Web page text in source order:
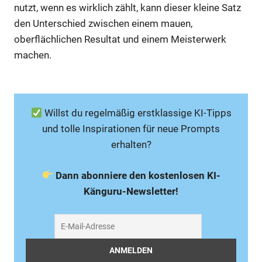
nutzt, wenn es wirklich zählt, kann dieser kleine Satz
den Unterschied zwischen einem mauen,
oberflächlichen Resultat und einem Meisterwerk
machen.
Willst du regelmäßig erstklassige KI-Tipps
und tolle Inspirationen für neue Prompts
erhalten?
Dann abonniere den kostenlosen KI-
Känguru-Newsletter!